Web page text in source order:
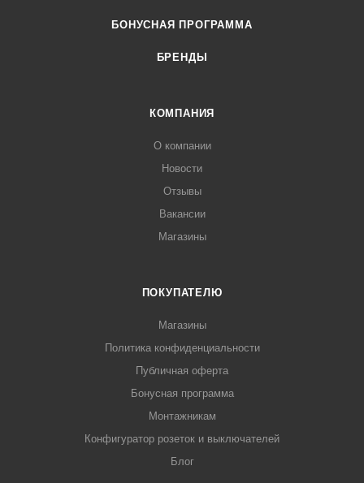
БОНУСНАЯ ПРОГРАММА
БРЕНДЫ
КОМПАНИЯ
О компании
Новости
Отзывы
Вакансии
Магазины
ПОКУПАТЕЛЮ
Магазины
Политика конфиденциальности
Публичная оферта
Бонусная программа
Монтажникам
Конфигуратор розеток и выключателей
Блог